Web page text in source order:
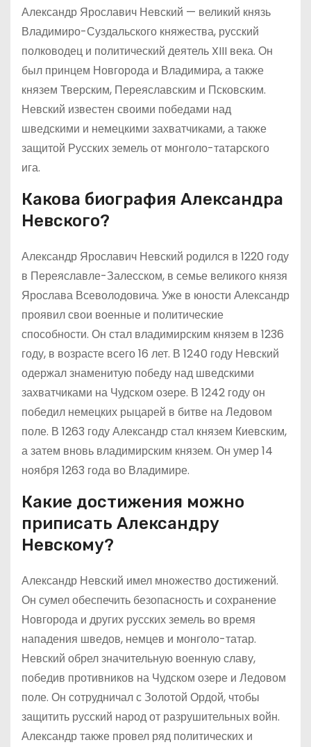
Александр Ярославич Невский — великий князь
Владимиро-Суздальского княжества, русский
полководец и политический деятель XIII века. Он
был принцем Новгорода и Владимира, а также
князем Тверским, Переяславским и Псковским.
Невский известен своими победами над
шведскими и немецкими захватчиками, а также
защитой Русских земель от монголо-татарского
ига.
Какова биография Александра
Невского?
Александр Ярославич Невский родился в 1220 году
в Переяславле-Залесском, в семье великого князя
Ярослава Всеволодовича. Уже в юности Александр
проявил свои военные и политические
способности. Он стал владимирским князем в 1236
году, в возрасте всего 16 лет. В 1240 году Невский
одержал знаменитую победу над шведскими
захватчиками на Чудском озере. В 1242 году он
победил немецких рыцарей в битве на Ледовом
поле. В 1263 году Александр стал князем Киевским,
а затем вновь владимирским князем. Он умер 14
ноября 1263 года во Владимире.
Какие достижения можно
приписать Александру
Невскому?
Александр Невский имел множество достижений.
Он сумел обеспечить безопасность и сохранение
Новгорода и других русских земель во время
нападения шведов, немцев и монголо-татар.
Невский обрел значительную военную славу,
победив противников на Чудском озере и Ледовом
поле. Он сотрудничал с Золотой Ордой, чтобы
защитить русский народ от разрушительных войн.
Александр также провел ряд политических и